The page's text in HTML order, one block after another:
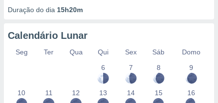
Duração do dia 15h20m
Calendário Lunar
Seg Ter Qua Qui Sex Sáb
Domo
6
7 8 9
10 11 12 13 14 15 16